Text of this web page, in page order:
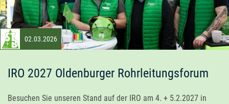
02.03.2026
IRO 2027 Oldenburger Rohrleitungsforum
Besuchen Sie unseren Stand auf der IRO am 4. + 5.2.2027 in